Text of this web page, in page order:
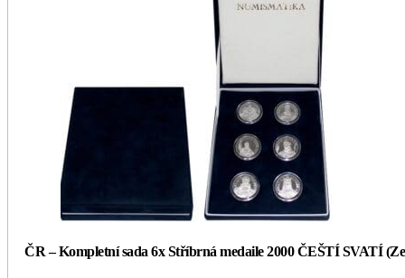
ČR – Kompletní sada 6x Stříbrná medaile 2000 ČEŠTÍ SVATÍ